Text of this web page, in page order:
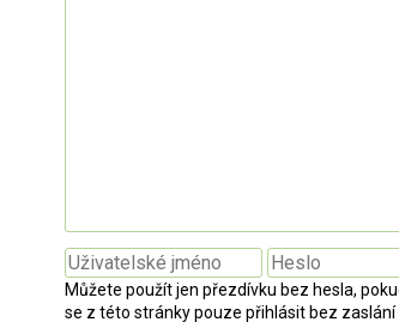
Můžete použít jen přezdívku bez hesla,
se z této stránky pouze přihlásit bez zaslání